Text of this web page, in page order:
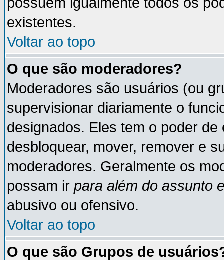
existentes.
Voltar ao topo
O que são moderadores?
Moderadores são usuários (ou
supervisionar diariamente o
designados. Eles tem o poder
desbloquear, mover, remover e
moderadores. Geralmente os
possam ir para além do assunto
abusivo ou ofensivo.
Voltar ao topo
O que são Grupos de